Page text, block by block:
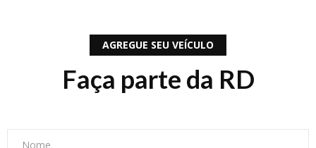
AGREGUE SEU VEÍCULO
Faça parte da RD